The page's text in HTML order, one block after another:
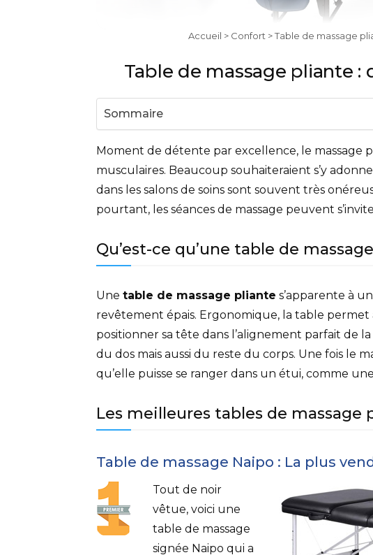
Accueil > Confort > Table de massage
Table de massage pliante :
Sommaire
Moment de détente par excellence, le massage
musculaires. Beaucoup souhaiteraient s’y
dans les salons de soins sont souvent très
pourtant, les séances de massage peuvent
Qu’est-ce qu’une table de
Une table de massage pliante s’apparente à
revêtement épais. Ergonomique, la table permet
positionner sa tête dans l’alignement parfait de
du dos mais aussi du reste du corps. Une fois le
qu’elle puisse se ranger dans un étui, comme
Les meilleures tables de
Table de massage Naipo : La plus
Tout de noir
vêtue, voici une
table de massage
signée Naipo qui a